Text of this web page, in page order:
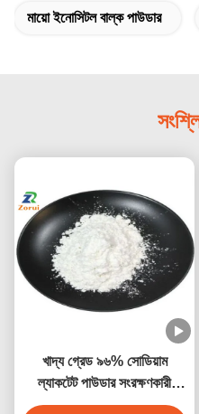
মায়ো ইনোসিটল বাল্ক পাউডার
খাদ্য গ্রেড ৯৬% সোডিয়াম
ল্যাকটেট পাউডার সংরক্ষণকারী
সোডিয়াম ২-